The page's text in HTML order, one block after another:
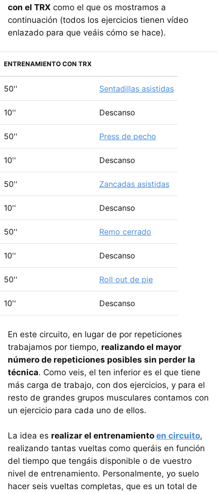
con el TRX como el que os mostramos a
continuación (todos los ejercicios tienen vídeo
enlazado para que veáis cómo se hace).
ENTRENAMIENTO CON TRX
50'' Sentadillas asistidas
10'' Descanso
50'' Press de pecho
10'' Descanso
50'' Zancadas asistidas
10'' Descanso
50'' Remo cerrado
10'' Descanso
50'' Roll out de pie
10'' Descanso
En este circuito, en lugar de por repeticiones
trabajamos por tiempo, realizando el mayor
número de repeticiones posibles sin perder la
técnica. Como veis, el ten inferior es el que tiene
más carga de trabajo, con dos ejercicios, y para el
resto de grandes grupos musculares contamos con
un ejercicio para cada uno de ellos.
La idea es realizar el entrenamiento en circuito,
realizando tantas vueltas como queráis en función
del tiempo que tengáis disponible o de vuestro
nivel de entrenamiento. Personalmente, yo suelo
hacer seis vueltas completas, que es un total de